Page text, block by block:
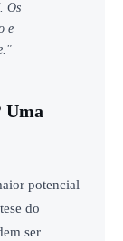
Os
e
Uma
potencial
do
ser